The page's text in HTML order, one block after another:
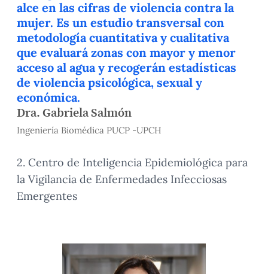
alce en las cifras de violencia contra la
mujer. Es un estudio transversal con
metodología cuantitativa y cualitativa
que evaluará zonas con mayor y menor
acceso al agua y recogerán estadísticas
de violencia psicológica, sexual y
económica.
Dra. Gabriela Salmón
Ingeniería Biomédica PUCP -UPCH
2. Centro de Inteligencia Epidemiológica para
la Vigilancia de Enfermedades Infecciosas
Emergentes